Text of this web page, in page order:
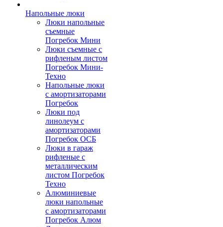
Напольные люки
Люки напольные
съемные
Погребок Мини
Люки съемные с
рифленым листом
Погребок Мини-
Техно
Напольные люки
с амортизаторами
Погребок
Люки под
линолеум с
амортизаторами
Погребок ОСБ
Люки в гараж
рифленые с
металлическим
листом Погребок
Техно
Алюминиевые
люки напольные
с амортизаторами
Погребок Алюм